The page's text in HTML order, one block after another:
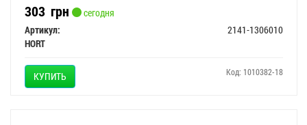
303 грн
сегодня
Артикул:
2141-1306010
HORT
КУПИТЬ Код: 1010382-18